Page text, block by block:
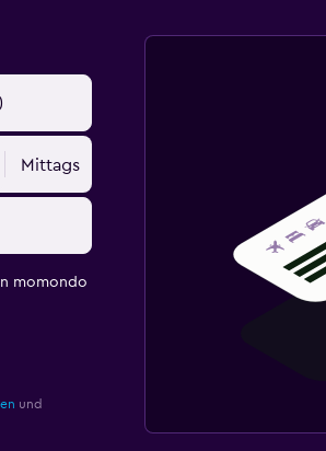
Mittags
momondo
und